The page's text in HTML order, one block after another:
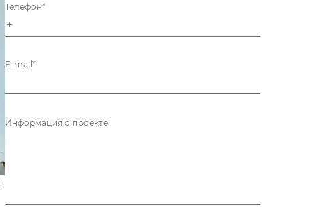
Телефон*
E-mail*
Информация о проекте